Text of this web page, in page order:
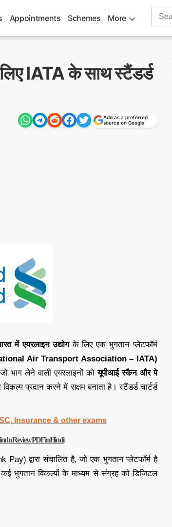
Appointments Schemes More
Search
IATA के साथ स्टैंडर्ड
Add as a preferred
source on Google
में एयरलाइन उद्योगके लिए एक भुगतान प्लेटफॉर्म
Air Transport Association – IATA)
भाग लेने वाली एयरलाइनों कोयूपीआई स्कैन और पे
प्रदान करने में सक्षम बनाता है। स्टैंडर्ड चार्टर्ड
Insurance & other exams
Review PDF in Hindi
द्वारा संचालित है, जो एक भुगतान प्लेटफॉर्म है
भुगतान विकल्पों के माध्यम से संग्रह को डिजिटल